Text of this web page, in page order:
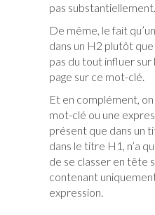
pas substantiellement.
De même, le fait
dans un H2 plutôt
pas du tout influer sur
page sur ce mot-clé.
Et en complément,
mot-clé ou une
présent que dans un
dans le titre H1, n’a
de se classer en tête
contenant
expression.